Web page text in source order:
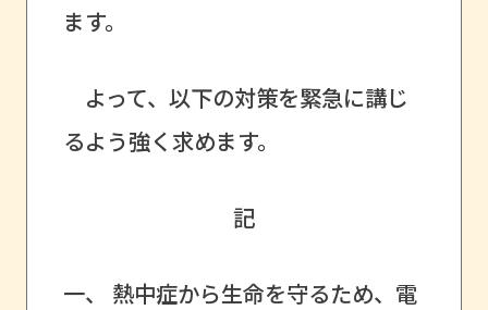
ます。
よって、以下の対策を緊急に講じ
るよう強く求めます。
記
一、 熱中症から生命を守るため、電